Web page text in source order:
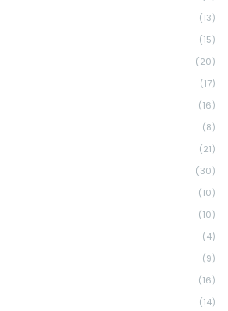
(13)
(15)
(20)
(17)
(16)
(8)
(21)
(30)
(10)
(10)
(4)
(9)
(16)
(14)